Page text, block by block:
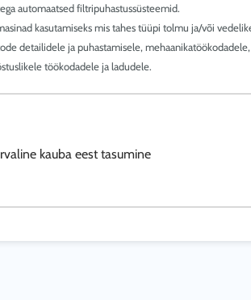
automaatsed filtripuhastussüsteemid.
kasutamiseks mis tahes tüüpi tolmu ja/või
detailidele ja puhastamisele,
töökodadele ja ladudele.
kauba eest tasumine